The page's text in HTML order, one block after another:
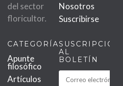
del sector
floricultor.
Nosotros
Suscribirse
CATEGORÍAS
Apunte
filosófico
Artículos
SUSCRIPCIÓN
AL
BOLETÍN